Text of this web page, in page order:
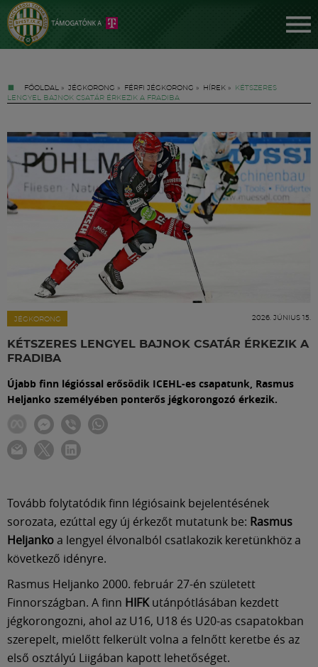
FŐOLDAL » JÉGKORONG » FÉRFI JÉGKORONG » HÍREK »
KÉTSZERES
LENGYEL BAJNOK CSATÁR ÉRKEZIK A FRADIBA
JÉGKORONG 2026. JÚNIUS 15.
KÉTSZERES LENGYEL BAJNOK CSATÁR ÉRKEZIK A
FRADIBA
Újabb finn légióssal erősödik ICEHL-es csapatunk, Rasmus
Heljanko személyében ponterős jégkorongozó érkezik.
Tovább folytatódik finn légiósaink bejelentésének
sorozata, ezúttal egy új érkezőt mutatunk be: Rasmus
Heljankoa lengyel élvonalból csatlakozik keretünkhöz a
következő idényre.
Rasmus Heljanko 2000. február 27-én született
Finnországban. A finn HIFKutánpótlásában kezdett
jégkorongozni, ahol az U16, U18 és U20-as csapatokban
szerepelt, mielőtt felkerült volna a felnőtt keretbe és az
első osztályú Liigában kapott lehetőséget.
Jegyek
FM YouTube +
Hírek
Labdarúgás
Meccscenter
Klub
Szolgáltatások
Shop
Közösség
Múzeum